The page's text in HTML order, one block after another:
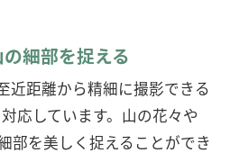
細部を捉える
近距離から精細に撮影できる
応しています。山の花々や
部を美しく捉えることができ